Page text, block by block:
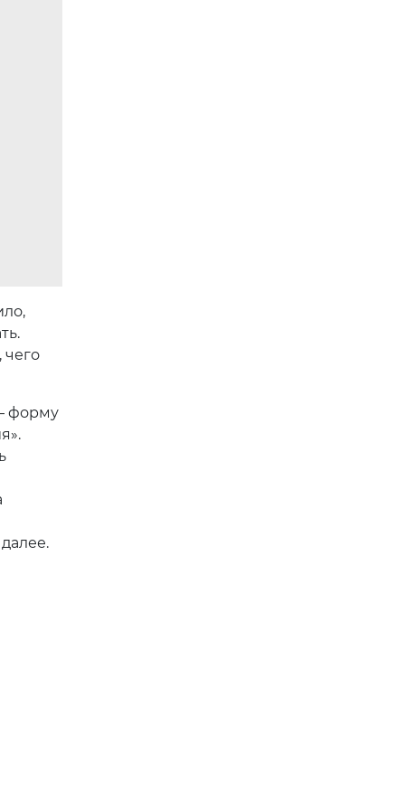
форму